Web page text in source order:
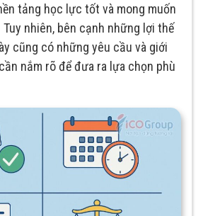
tảng học lực tốt và mong muốn
nhiên, bên cạnh những lợi thế
cũng có những yêu cầu và giới
nắm rõ để đưa ra lựa chọn phù